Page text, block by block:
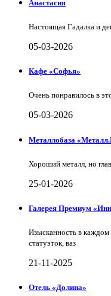
Анастасия
Настоящая Гадалка и
05-03-2026
Кафе «Софья»
Очень понравилось в
05-03-2026
Металлобаза
Хороший металл, но
25-01-2026
Галерея Премиум
Изысканность в каждом
статуэток, ваз
21-11-2025
Отель «Долина»